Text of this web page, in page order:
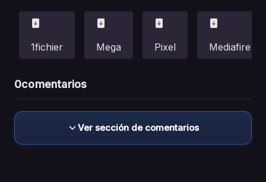
1fichier Mega Pixel Mediafire
0comentarios
Ver sección de comentarios